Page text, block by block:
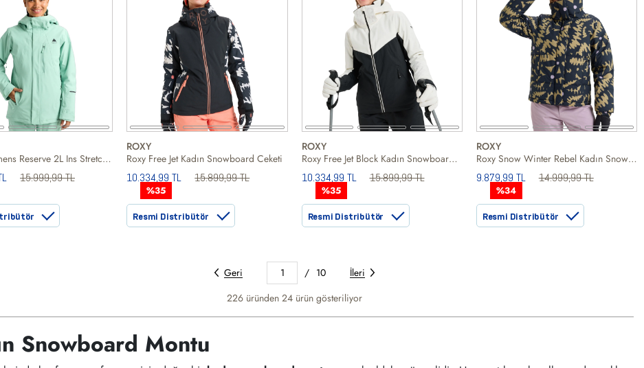
Burton Womens Reserve 2L Ins Stretch Slim Kadın Yeşil Snowboard Ceketi
15.999,99 TL
ROXY
Roxy Free Jet Kadın Snowboard Ceketi
10.334,99 TL 15.899,99 TL
%35
Resmi Distribütör
ROXY
Roxy Free Jet Block Kadın Snowboard Ceketi
10.334,99 TL 15.899,99 TL
%35
Resmi Distribütör
ROXY
Roxy Snow Winter Rebel Kadın Snowboard Ceketi
9.879,99 TL 14.999,99 TL
%34
Resmi Distribütör
Geri 1 / 10
İleri
226 üründen 24 ürün gösteriliyor
Snowboard Montu